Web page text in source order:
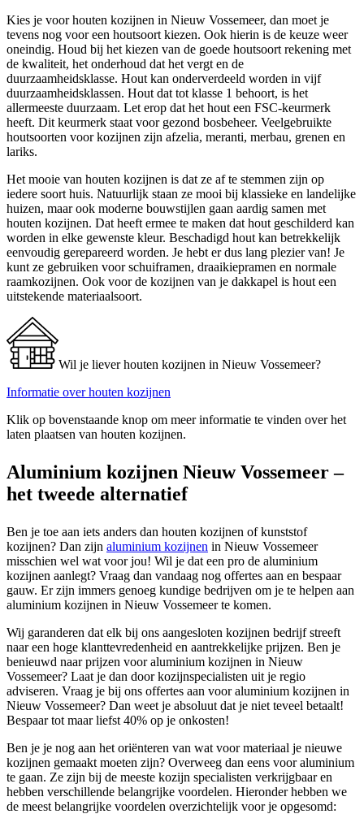
Kies je voor houten kozijnen in Nieuw Vossemeer, dan moet je
tevens nog voor een houtsoort kiezen. Ook hierin is de keuze weer
oneindig. Houd bij het kiezen van de goede houtsoort rekening met
de kwaliteit, het onderhoud dat het vergt en de
duurzaamheidsklasse. Hout kan onderverdeeld worden in vijf
duurzaamheidsklassen. Hout dat tot klasse 1 behoort, is het
allermeeste duurzaam. Let erop dat het hout een FSC-keurmerk
heeft. Dit keurmerk staat voor gezond bosbeheer. Veelgebruikte
houtsoorten voor kozijnen zijn afzelia, meranti, merbau, grenen en
lariks.
Het mooie van houten kozijnen is dat ze af te stemmen zijn op
iedere soort huis. Natuurlijk staan ze mooi bij klassieke en landelijke
huizen, maar ook moderne bouwstijlen gaan aardig samen met
houten kozijnen. Dat heeft ermee te maken dat hout geschilderd kan
worden in elke gewenste kleur. Beschadigd hout kan betrekkelijk
eenvoudig gerepareerd worden. Je hebt er dus lang plezier van! Je
kunt ze gebruiken voor schuiframen, draaikiepramen en normale
raamkozijnen. Ook voor de kozijnen van je dakkapel is hout een
uitstekende materiaalsoort.
Wil je liever houten kozijnen in Nieuw Vossemeer?
Informatie over houten kozijnen
Klik op bovenstaande knop om meer informatie te vinden over het
laten plaatsen van houten kozijnen.
Aluminium kozijnen Nieuw Vossemeer –
het tweede alternatief
Ben je toe aan iets anders dan houten kozijnen of kunststof
kozijnen? Dan zijn aluminium kozijnen in Nieuw Vossemeer
misschien wel wat voor jou! Wil je dat een pro de aluminium
kozijnen aanlegt? Vraag dan vandaag nog offertes aan en bespaar
gauw. Er zijn immers genoeg kundige bedrijven om je te helpen aan
aluminium kozijnen in Nieuw Vossemeer te komen.
Wij garanderen dat elk bij ons aangesloten kozijnen bedrijf streeft
naar een hoge klanttevredenheid en aantrekkelijke prijzen. Ben je
benieuwd naar prijzen voor aluminium kozijnen in Nieuw
Vossemeer? Laat je dan door kozijnspecialisten uit je regio
adviseren. Vraag je bij ons offertes aan voor aluminium kozijnen in
Nieuw Vossemeer? Dan weet je absoluut dat je niet teveel betaalt!
Bespaar tot maar liefst 40% op je onkosten!
Ben je je nog aan het oriënteren van wat voor materiaal je nieuwe
kozijnen gemaakt moeten zijn? Overweeg dan eens voor aluminium
te gaan. Ze zijn bij de meeste kozijn specialisten verkrijgbaar en
hebben verschillende belangrijke voordelen. Hieronder hebben we
de meest belangrijke voordelen overzichtelijk voor je opgesomd: